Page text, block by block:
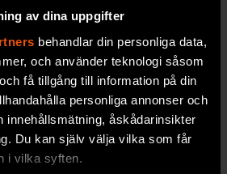
av dina uppgifter
behandlar din personliga data,
och använder teknologi såsom
få tillgång till information på din
personliga annonser och
innehållsmätning, åskådarinsikter
Du kan själv välja vilka som får
i vilka syften.
slänt, gärna med
en viktig livsmiljö för
och har definitivt stor
gäller att utveckla
av blommande örter,